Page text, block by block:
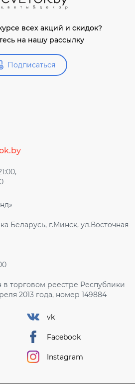
всех акций и скидок?
на нашу рассылку
Подписаться
Беларусь, г.Минск, ул.Восточная
в торговом реестре Республики
2013 года, номер 149884
vk
Facebook
Instagram